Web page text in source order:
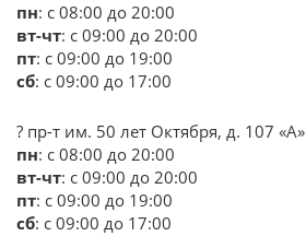
пн: с 08:00 до 20:00
вт-чт: с 09:00 до 20:00
пт: с 09:00 до 19:00
сб: с 09:00 до 17:00
? пр-т им. 50 лет Октября, д. 107 «А»
пн: с 08:00 до 20:00
вт-чт: с 09:00 до 20:00
пт: с 09:00 до 19:00
сб: с 09:00 до 17:00